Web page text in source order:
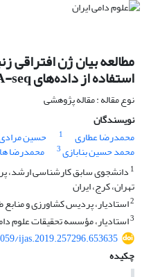
مطالعه بیان ژن افتراقی
استفاده از داده‌های RNA-seq
نوع مقاله : مقاله پژوهشی
نویسندگان
محمدرضا عطاری
1 حسین
محمد حسین بنابازی3 محمدرضا
1 دانشجوی سابق کارشناسی ارشد،
تهران، کرج، ایران
2استادیار، پردیس کشاورزی و منابع
3استادیار، مؤسسه تحقیقات علوم
ijas.2019.257296.653635
چکیده